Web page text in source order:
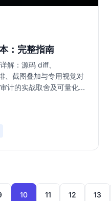
：完整指南
解：源码 diff、
、截图叠加与专用视觉对
计的实战取舍及可量化优
10 11 12 13